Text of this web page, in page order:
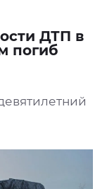
ДТП в
погиб